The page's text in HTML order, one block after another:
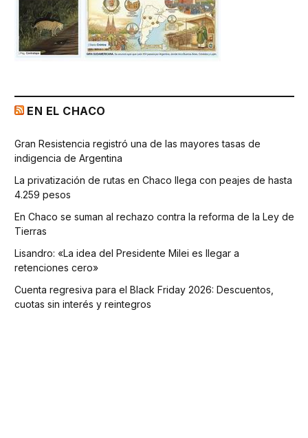
EN EL CHACO
Gran Resistencia registró una de las mayores tasas de
indigencia de Argentina
La privatización de rutas en Chaco llega con peajes de hasta
4.259 pesos
En Chaco se suman al rechazo contra la reforma de la Ley de
Tierras
Lisandro: «La idea del Presidente Milei es llegar a
retenciones cero»
Cuenta regresiva para el Black Friday 2026: Descuentos,
cuotas sin interés y reintegros